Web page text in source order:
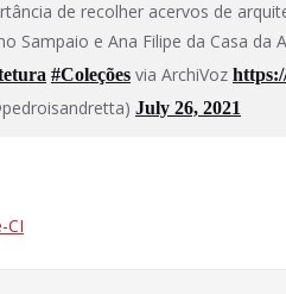
de recolher acervos de
Sampaio e Ana Filipe da Casa da
#Coleções via ArchiVoz
July 26, 2021
CI